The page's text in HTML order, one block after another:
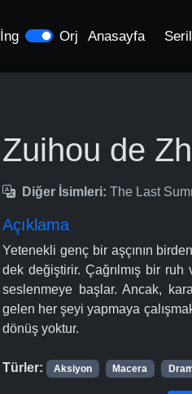
İng Orj Anasayfa
Zuihou de
Diğer İsimleri: The Last
Açıklama
Yetenekli genç bir aşçının
dek değiştirir. Çağrılmış bir
seslenmeye başlar. Ancak,
gelen her şeyi yapmaya
dönüş yoktur.
Türler: Aksiyon Macera